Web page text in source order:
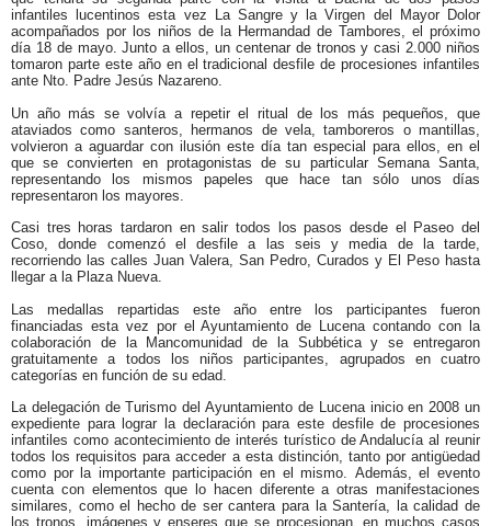
infantiles lucentinos esta vez La Sangre y la Virgen del Mayor Dolor
acompañados por los niños de la Hermandad de Tambores, el próximo
día 18 de mayo.Junto a ellos, un centenar de tronos y casi 2.000 niños
tomaron parte este año en el tradicional desfile de procesiones infantiles
ante Nto. Padre Jesús Nazareno.
Un año más se volvía a repetir el ritual de los más pequeños, que
ataviados como santeros, hermanos de vela, tamboreros o mantillas,
volvieron a aguardar con ilusión este día tan especial para ellos, en el
que se convierten en protagonistas de su particular Semana Santa,
representando los mismos papeles que hace tan sólo unos días
representaron los mayores.
Casi tres horas tardaron en salir todos los pasos desde el Paseo del
Coso, donde comenzó el desfile a las seis y media de la tarde,
recorriendo las calles Juan Valera, San Pedro, Curados y El Peso hasta
llegar a la Plaza Nueva.
Las medallas repartidas este año entre los participantes fueron
financiadas esta vez por el Ayuntamiento de Lucena contando con la
colaboración de la Mancomunidad de la Subbética y se entregaron
gratuitamente a todos los niños participantes, agrupados en cuatro
categorías en función de su edad.
La delegación de Turismo del Ayuntamiento de Lucena inicio en 2008 un
expediente para lograr la declaración para este desfile de procesiones
infantiles como acontecimiento de interés turístico de Andalucía al reunir
todos los requisitos para acceder a esta distinción, tanto por antigüedad
como por la importante participación en el mismo. Además, el evento
cuenta con elementos que lo hacen diferente a otras manifestaciones
similares, como el hecho de ser cantera para la Santería, la calidad de
los tronos, imágenes y enseres que se procesionan, en muchos casos